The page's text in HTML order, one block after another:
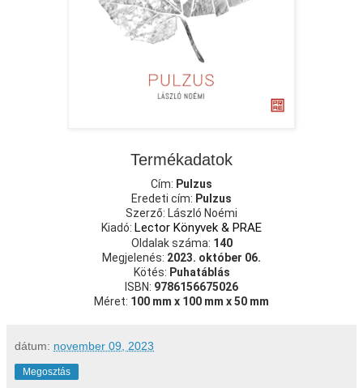
Termékadatok
Cím: Pulzus
Eredeti cím: Pulzus
Szerző: László Noémi
Kiadó: Lector Könyvek & PRAE
Oldalak száma: 140
Megjelenés: 2023. október 06.
Kötés: Puhatáblás
ISBN: 9786156675026
Méret: 100 mm x 100 mm x 50 mm
dátum: november 09, 2023
Megosztás